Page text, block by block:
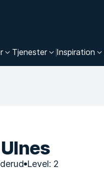
Tjenester Inspiration
Level: 2